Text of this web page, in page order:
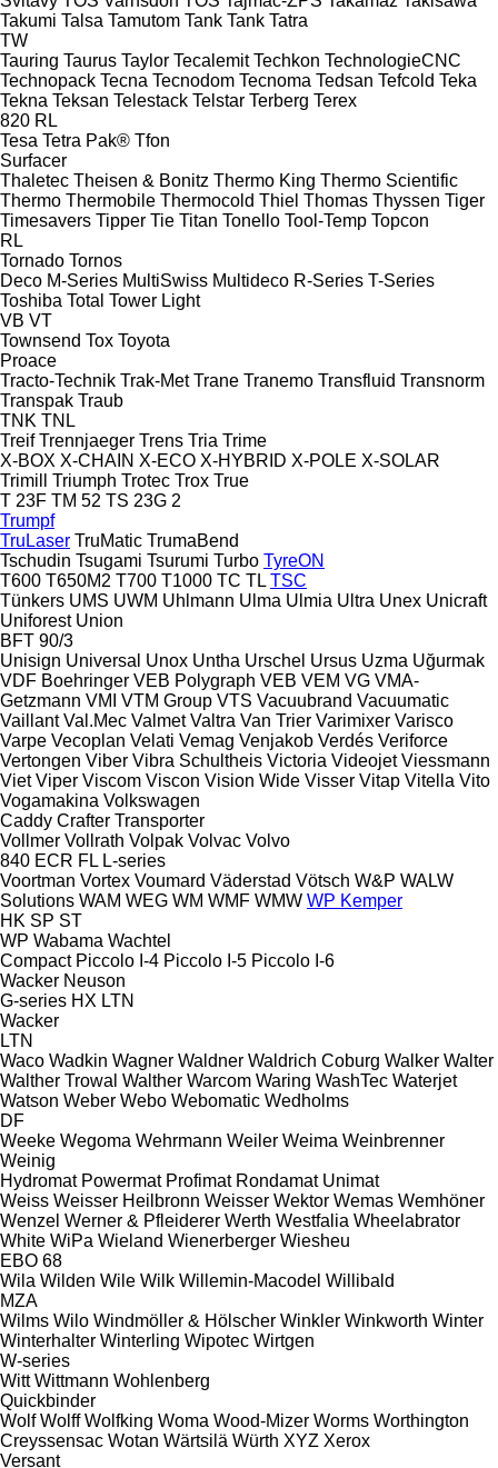
Takumi Talsa Tamutom Tank Tank Tatra
TW
Tauring Taurus Taylor Tecalemit Techkon TechnologieCNC
Technopack Tecna Tecnodom Tecnoma Tedsan Tefcold Teka
Tekna Teksan Telestack Telstar Terberg Terex
820 RL
Tesa Tetra Pak® Tfon
Surfacer
Thaletec Theisen & Bonitz Thermo King Thermo Scientific
Thermo Thermobile Thermocold Thiel Thomas Thyssen Tiger
Timesavers Tipper Tie Titan Tonello Tool-Temp Topcon
RL
Tornado Tornos
Deco M-Series MultiSwiss Multideco R-Series T-Series
Toshiba Total Tower Light
VB VT
Townsend Tox Toyota
Proace
Tracto-Technik Trak-Met Trane Tranemo Transfluid Transnorm
Transpak Traub
TNK TNL
Treif Trennjaeger Trens Tria Trime
X-BOX X-CHAIN X-ECO X-HYBRID X-POLE X-SOLAR
Trimill
Triumph Trotec Trox True
T 23F TM 52 TS 23G 2
Trumpf
TruLaser TruMatic TrumaBend
Tschudin Tsugami Tsurumi Turbo TyreON
T600 T650M2 T700 T1000 TC TL TSC
Tünkers UMS UWM Uhlmann Ulma Ulmia Ultra Unex Unicraft
Uniforest Union
BFT 90/3
Unisign Universal Unox Untha Urschel Ursus Uzma Uğurmak
VDF Boehringer VEB Polygraph VEB VEM VG VMA-
Getzmann VMI VTM Group VTS Vacuubrand Vacuumatic
Vaillant Val.Mec Valmet Valtra Van Trier Varimixer Varisco
Varpe Vecoplan Velati Vemag Venjakob Verdés Veriforce
Vertongen Viber Vibra Schultheis Victoria Videojet Viessmann
Viet Viper Viscom Viscon Vision Wide Visser Vitap Vitella Vito
Vogamakina Volkswagen
Caddy Crafter Transporter
Vollmer Vollrath Volpak Volvac Volvo
840 ECR FL L-series
Voortman Vortex Voumard Väderstad Vötsch W&P WALW
Solutions WAM WEG WM WMF WMW WP Kemper
HK SP ST
WP Wabama Wachtel
Compact Piccolo I-4 Piccolo I-5 Piccolo I-6
Wacker Neuson
G-series HX LTN
Wacker
LTN
Waco Wadkin Wagner Waldner Waldrich Coburg Walker Walter
Walther Trowal Walther Warcom Waring WashTec Waterjet
Watson Weber Webo Webomatic Wedholms
DF
Weeke Wegoma Wehrmann Weiler Weima Weinbrenner
Weinig
Hydromat Powermat Profimat Rondamat Unimat
Weiss Weisser Heilbronn Weisser Wektor Wemas Wemhöner
Wenzel Werner & Pfleiderer Werth Westfalia Wheelabrator
White WiPa Wieland Wienerberger Wiesheu
EBO 68
Wila Wilden Wile Wilk Willemin-Macodel Willibald
MZA
Wilms Wilo Windmöller & Hölscher Winkler Winkworth Winter
Winterhalter Winterling Wipotec Wirtgen
W-series
Witt Wittmann Wohlenberg
Quickbinder
Wolf Wolff Wolfking Woma Wood-Mizer Worms Worthington
Creyssensac Wotan Wärtsilä Würth XYZ Xerox
Versant